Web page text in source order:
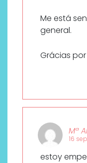
Me está
general.
Grácias
Mª
16
estoy